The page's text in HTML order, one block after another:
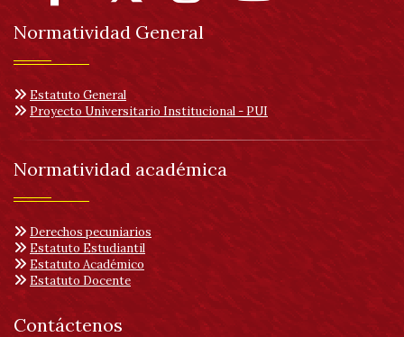
Normatividad General
Estatuto General
Proyecto Universitario Institucional - PUI
Normatividad académica
Derechos pecuniarios
Estatuto Estudiantil
Estatuto Académico
Estatuto Docente
Contáctenos